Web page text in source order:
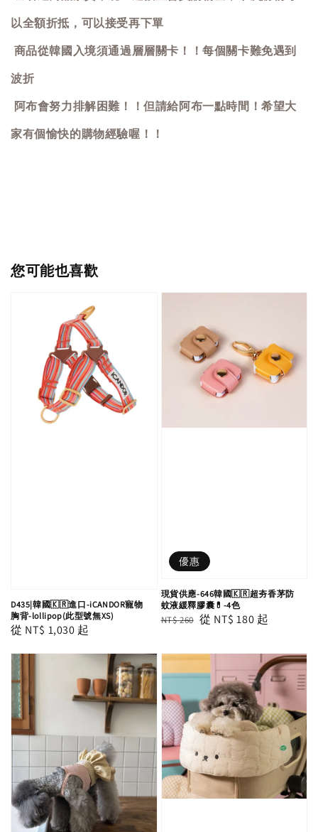
以全額折抵，可以接受再下單
商品從韓國入境須通過層層關卡！！每個關卡難免遇到
波折
阿布會努力排解困難！！但請給阿布一點時間！希望大
家有個愉快的購物經驗喔！！
您可能也喜歡
D435|韓國🇰🇷進口-iCANDOR寵物
胸背-lollipop(此型號無XS)
Regular
從 NT$ 1,030 起
優惠
現貨供應-646韓國🇰🇷超夯香茅防
蚊液緩釋膠囊💊-4色
Regular
NT$ 260 Sale
從 NT$ 180 起